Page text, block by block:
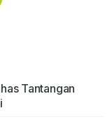
Tantangan